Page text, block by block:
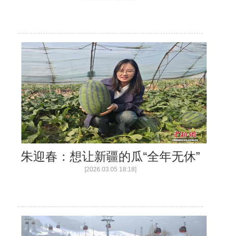
朱迎春：想让新疆的瓜“全年无休”
[2026.03.05 18:18]
【与你为邻】俄罗斯博士后